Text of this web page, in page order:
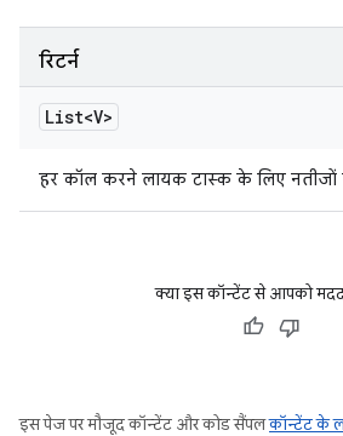
रिटर्न
List<V>
हर कॉल करने लायक टास्क के लिए नतीजों
क्या इस कॉन्टेंट से आपको
इस पेज पर मौजूद कॉन्टेंट और कोड सैंपलकॉन्टेंट के